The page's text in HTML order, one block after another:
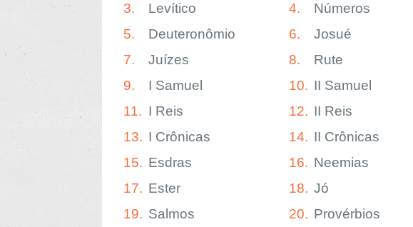
3.
Levítico 4.
Números
5.
Deuteronômio 6.
Josué
7.
Juízes 8.
Rute
9.
I Samuel 10. II Samuel
11. I Reis 12. II Reis
13. I Crônicas 14. II Crônicas
15. Esdras 16. Neemias
17. Ester 18. Jó
19. Salmos 20. Provérbios